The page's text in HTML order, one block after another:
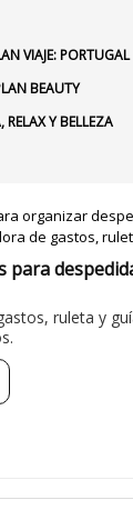
VIAJE: PORTUGAL
BEAUTY
RELAX Y BELLEZA
para
ruleta y